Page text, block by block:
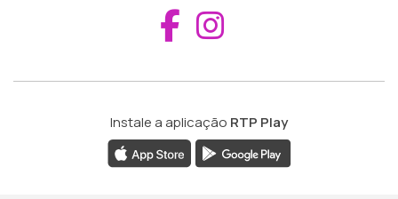
Aceder ao
Instale a aplicação RTP Play